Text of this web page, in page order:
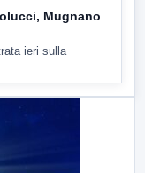
Mugnano
ieri sulla